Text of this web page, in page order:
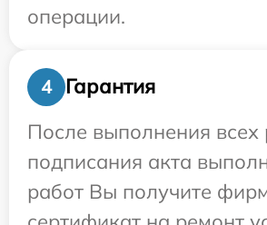
операции.
4
Гарантия
После выполнения всех
подписания акта
работ Вы получите